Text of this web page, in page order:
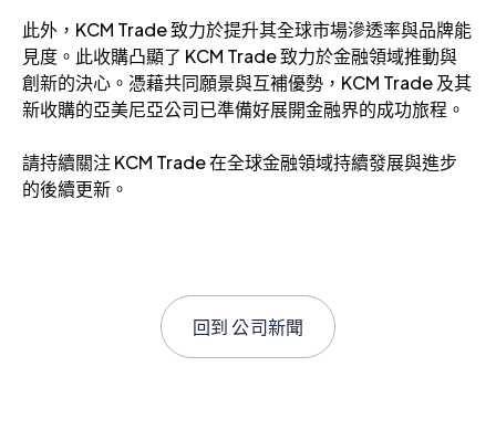
此外，KCM Trade 致力於提升其全球市場滲透率與品牌能
見度。此收購凸顯了 KCM Trade 致力於金融領域推動與
創新的決心。憑藉共同願景與互補優勢，KCM Trade 及其
新收購的亞美尼亞公司已準備好展開金融界的成功旅程。
請持續關注 KCM Trade 在全球金融領域持續發展與進步
的後續更新。
回到公司新聞